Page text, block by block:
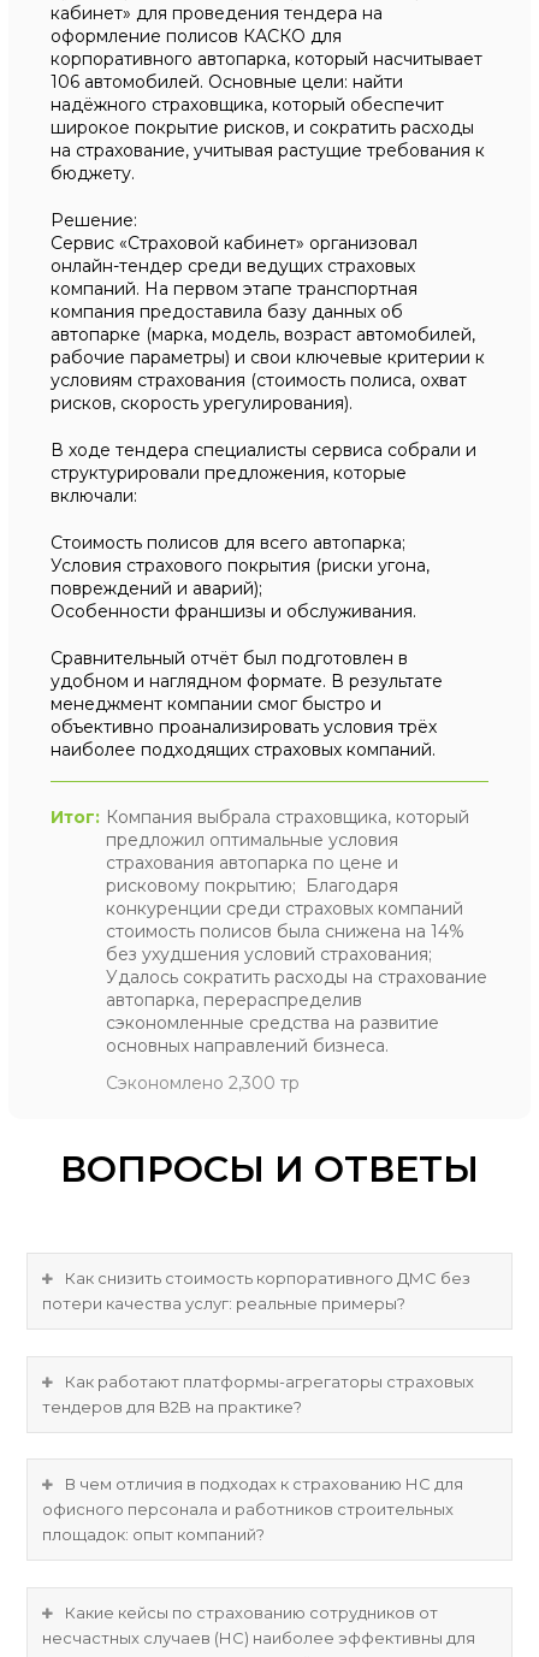
кабинет» для проведения тендера на
оформление полисов КАСКО для
корпоративного автопарка, который насчитывает
106 автомобилей. Основные цели: найти
надёжного страховщика, который обеспечит
широкое покрытие рисков, и сократить расходы
на страхование, учитывая растущие требования к
бюджету.
Решение:
Сервис «Страховой кабинет» организовал
онлайн-тендер среди ведущих страховых
компаний. На первом этапе транспортная
компания предоставила базу данных об
автопарке (марка, модель, возраст автомобилей,
рабочие параметры) и свои ключевые критерии к
условиям страхования (стоимость полиса, охват
рисков, скорость урегулирования).
В ходе тендера специалисты сервиса собрали и
структурировали предложения, которые
включали:
Стоимость полисов для всего автопарка;
Условия страхового покрытия (риски угона,
повреждений и аварий);
Особенности франшизы и обслуживания.
Сравнительный отчёт был подготовлен в
удобном и наглядном формате. В результате
менеджмент компании смог быстро и
объективно проанализировать условия трёх
наиболее подходящих страховых компаний.
Итог: Компания выбрала страховщика, который
предложил оптимальные условия
страхования автопарка по цене и
рисковому покрытию; Благодаря
конкуренции среди страховых компаний
стоимость полисов была снижена на 14%
без ухудшения условий страхования;
Удалось сократить расходы на страхование
автопарка, перераспределив
сэкономленные средства на развитие
основных направлений бизнеса.
Сэкономлено 2,300 тр
ВОПРОСЫ И ОТВЕТЫ
Как снизить стоимость корпоративного ДМС без
потери качества услуг: реальные примеры?
Как работают платформы-агрегаторы страховых
тендеров для B2B на практике?
В чем отличия в подходах к страхованию НС для
офисного персонала и работников строительных
площадок: опыт компаний?
Какие кейсы по страхованию сотрудников от
несчастных случаев (НС) наиболее эффективны для